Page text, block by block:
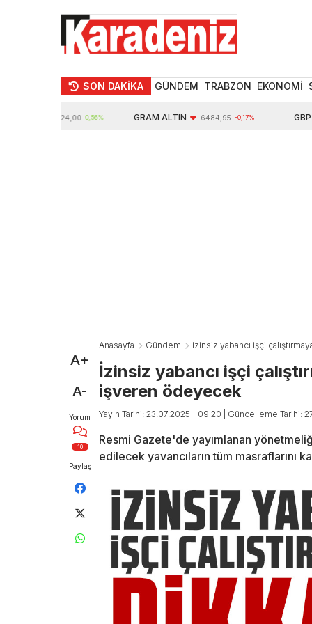
SON DAKİKA GÜNDEM TRABZON EKONOMİ
0,56% GRAM ALTIN 6484,95 -0,17%
A+
A-
Yorum
10
Paylaş
Anasayfa Gündem İzinsiz yabancı işçi
İzinsiz yabancı işçi
işveren ödeyecek
Yayın Tarihi: 23.07.2025 - 09:20 | Güncelleme Tarihi:
Resmi Gazete'de yayımlanan
edilecek yavancıların tüm masraflarını